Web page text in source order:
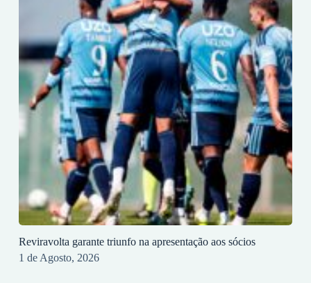
Reviravolta garante triunfo na apresentação aos sócios
1 de Agosto, 2026